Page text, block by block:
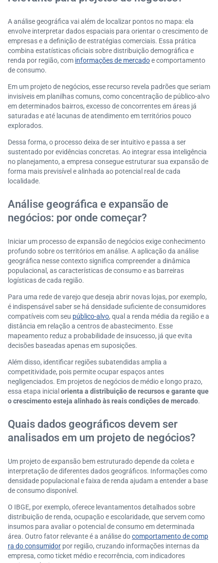
morar suas campanhas
A análise geográfica vai além de localizar pontos no mapa: ela
envolve interpretar dados espaciais para orientar o crescimento de
empresas e a definição de estratégias comerciais. Essa prática
combina estatísticas oficiais sobre distribuição demográfica e
renda por região, com informações de mercadoe comportamento
de consumo.
Em um projeto de negócios, esse recurso revela padrões que seriam
invisíveis em planilhas comuns, como concentração de público-alvo
em determinados bairros, excesso de concorrentes em áreas já
saturadas e até lacunas de atendimento em territórios pouco
explorados.
Dessa forma, o processo deixa de ser intuitivo e passa a ser
sustentado por evidências concretas. Ao integrar essa inteligência
no planejamento, a empresa consegue estruturar sua expansão de
forma mais previsível e alinhada ao potencial real de cada
localidade.
Análise geográfica e expansão de
negócios: por onde começar?
Iniciar um processo de expansão de negócios exige conhecimento
profundo sobre os territórios em análise. A aplicação da análise
geográfica nesse contexto significa compreender a dinâmica
populacional, as características de consumo e as barreiras
logísticas de cada região.
Para uma rede de varejo que deseja abrir novas lojas, por exemplo,
é indispensável saber se há densidade suficiente de consumidores
compatíveis com seu público-alvo, qual a renda média da região e a
distância em relação a centros de abastecimento. Esse
mapeamento reduz a probabilidade de insucesso, já que evita
decisões baseadas apenas em suposições.
Além disso, identificar regiões subatendidas amplia a
competitividade, pois permite ocupar espaços antes
negligenciados. Em projetos de negócios de médio e longo prazo,
essa etapa inicial orienta a distribuição de recursos e garante que
o crescimento esteja alinhado às reais condições de mercado.
Quais dados geográficos devem ser
analisados em um projeto de negócios?
Um projeto de expansão bem estruturado depende da coleta e
interpretação de diferentes dados geográficos. Informações como
densidade populacional e faixa de renda ajudam a entender a base
de consumo disponível.
O IBGE, por exemplo, oferece levantamentos detalhados sobre
distribuição de renda, ocupação e escolaridade, que servem como
insumos para avaliar o potencial de consumo em determinada
área. Outro fator relevante é a análise docomportamento de comp
ra do consumidor por região, cruzando informações internas da
empresa, como ticket médio e recorrência, com indicadores